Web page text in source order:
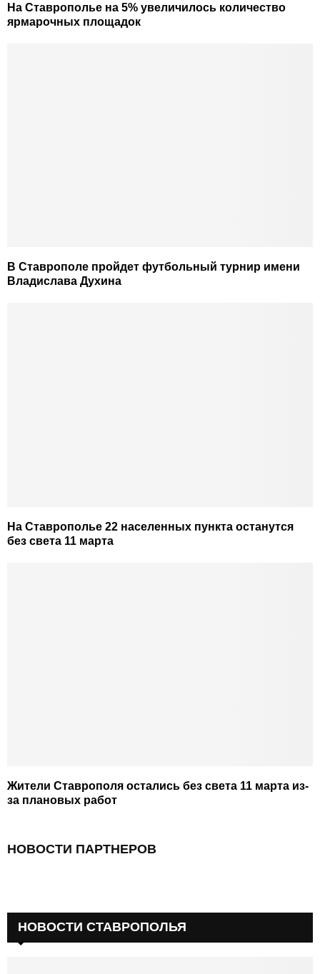
На Ставрополье на 5% увеличилось количество
ярмарочных площадок
В Ставрополе пройдет футбольный турнир имени
Владислава Духина
На Ставрополье 22 населенных пункта останутся
без света 11 марта
Жители Ставрополя остались без света 11 марта из-
за плановых работ
НОВОСТИ ПАРТНЕРОВ
НОВОСТИ СТАВРОПОЛЬЯ